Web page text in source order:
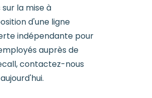
sur la mise à
d'une ligne
indépendante pour
auprès de
contactez-nous